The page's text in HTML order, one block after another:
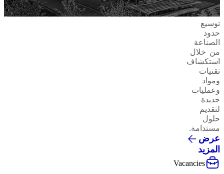
توسيع
حدود
الصناعة
من خلال
استكشاف
تقنيات
ومواد
وعمليات
جديدة
لتقديم
حلول
مستدامة.
عرض
المزيد
Vacancies